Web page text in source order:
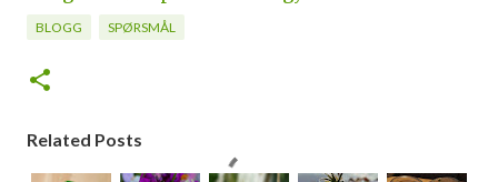
BLOGG SPØRSMÅL
Related Posts